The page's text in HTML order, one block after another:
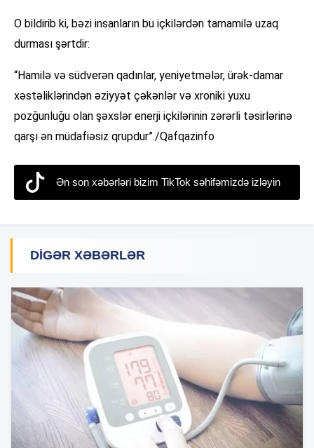
O bildirib ki, bəzi insanların bu içkilərdən tamamilə uzaq
durması şərtdir:
“Hamilə və südverən qadınlar, yeniyetmələr, ürək-damar
xəstəliklərindən əziyyət çəkənlər və xroniki yuxu
pozğunluğu olan şəxslər enerji içkilərinin zərərli təsirlərinə
qarşı ən müdafiəsiz qrupdur”./Qafqazinfo
Ən son xəbərləri bizim TikTok səhifəmizdə izləyin
DIGƏR XƏBƏRLƏR